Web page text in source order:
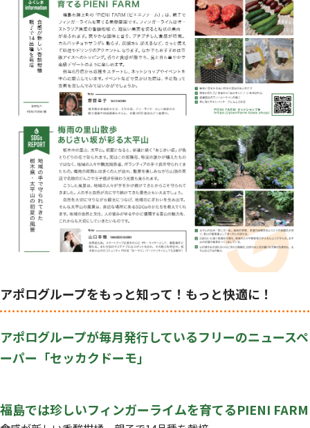
アポログループをもっと知って！もっと快適に！
アポログループが毎月発行しているフリーのニュースペ
ーパー「セッカクドーモ」
福島では珍しいフィンガーライムを育てるPIENI FARM